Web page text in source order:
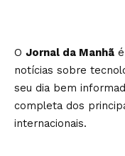
O Jornal da Manhã
notícias sobre
seu dia bem
completa dos
internacionais.